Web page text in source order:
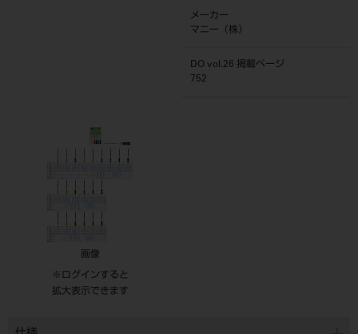
メーカー
マニー（株）
DO vol.26 掲載ページ
752
画像
※ログインすると
拡大表示できます